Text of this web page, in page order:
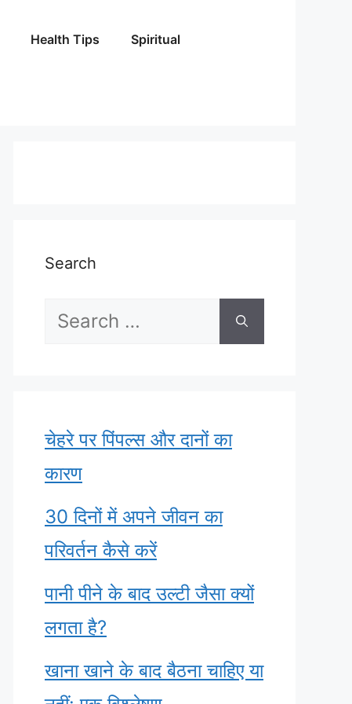
Health Tips Spiritual
Search
Search
चेहरे पर पिंपल्स और दानों का
कारण
30 दिनों में अपने जीवन का
परिवर्तन कैसे करें
पानी पीने के बाद उल्टी जैसा क्यों
लगता है?
खाना खाने के बाद बैठना चाहिए या